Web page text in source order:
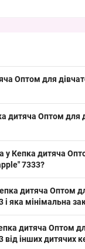
Оптом для
7КМ; модель у
дитяча Оптом для
козирком, що
продажу на ринках і
у Кепка дитяча
7333?
відповідного віку;
продається і
дитяча Оптом
яка мінімальна
дитяча Оптом
від інших дитячих